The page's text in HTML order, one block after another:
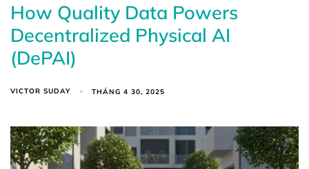
How Quality Data Powers
Decentralized Physical AI
(DePAI)
VICTOR SUDAY THÁNG 4 30, 2025